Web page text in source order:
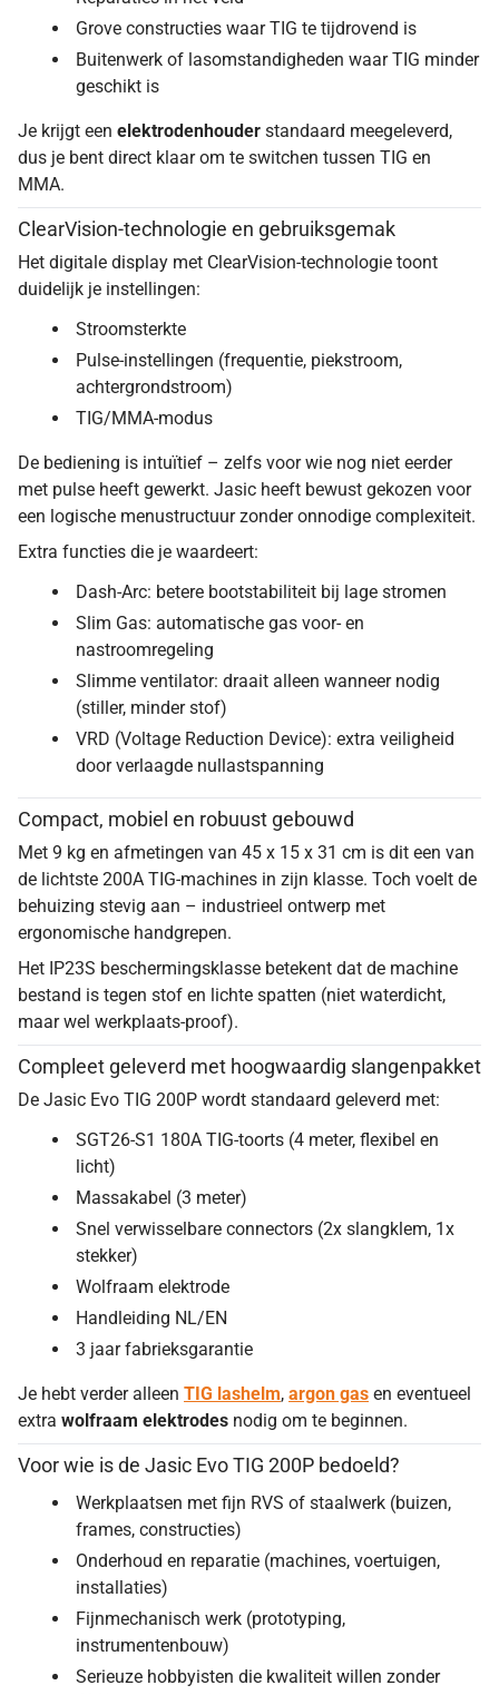
Grove constructies waar TIG te tijdrovend is
Buitenwerk of lasomstandigheden waar TIG minder
geschikt is
Je krijgt een elektrodenhouder standaard meegeleverd,
dus je bent direct klaar om te switchen tussen TIG en
MMA.
ClearVision-technologie en gebruiksgemak
Het digitale display met ClearVision-technologie toont
duidelijk je instellingen:
Stroomsterkte
Pulse-instellingen (frequentie, piekstroom,
achtergrondstroom)
TIG/MMA-modus
De bediening is intuïtief – zelfs voor wie nog niet eerder
met pulse heeft gewerkt. Jasic heeft bewust gekozen voor
een logische menustructuur zonder onnodige complexiteit.
Extra functies die je waardeert:
Dash-Arc: betere bootstabiliteit bij lage stromen
Slim Gas: automatische gas voor- en
nastroomregeling
Slimme ventilator: draait alleen wanneer nodig
(stiller, minder stof)
VRD (Voltage Reduction Device): extra veiligheid
door verlaagde nullastspanning
Compact, mobiel en robuust gebouwd
Met 9 kg en afmetingen van 45 x 15 x 31 cm is dit een van
de lichtste 200A TIG-machines in zijn klasse. Toch voelt de
behuizing stevig aan – industrieel ontwerp met
ergonomische handgrepen.
Het IP23S beschermingsklasse betekent dat de machine
bestand is tegen stof en lichte spatten (niet waterdicht,
maar wel werkplaats-proof).
Compleet geleverd met hoogwaardig slangenpakket
De Jasic Evo TIG 200P wordt standaard geleverd met:
SGT26-S1 180A TIG-toorts (4 meter, flexibel en
licht)
Massakabel (3 meter)
Snel verwisselbare connectors (2x slangklem, 1x
stekker)
Wolfraam elektrode
Handleiding NL/EN
3 jaar fabrieksgarantie
Je hebt verder alleen TIG lashelm, argon gas en eventueel
extra wolfraam elektrodes nodig om te beginnen.
Voor wie is de Jasic Evo TIG 200P bedoeld?
Werkplaatsen met fijn RVS of staalwerk (buizen,
frames, constructies)
Onderhoud en reparatie (machines, voertuigen,
installaties)
Fijnmechanisch werk (prototyping,
instrumentenbouw)
Serieuze hobbyisten die kwaliteit willen zonder